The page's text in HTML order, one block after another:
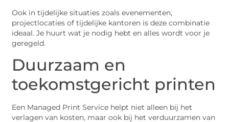
Ook in tijdelijke situaties zoals evenementen,
projectlocaties of tijdelijke kantoren is deze combinatie
ideaal. Je huurt wat je nodig hebt en alles wordt voor je
geregeld.
Duurzaam en
toekomstgericht printen
Een Managed Print Service helpt niet alleen bij het
verlagen van kosten, maar ook bij het verduurzamen van